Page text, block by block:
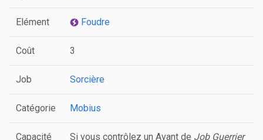
Elément Foudre
Coût 3
Job Sorcière
Catégorie Mobius
Capacité Si vous contrôlez un Avant de Job Guerrier